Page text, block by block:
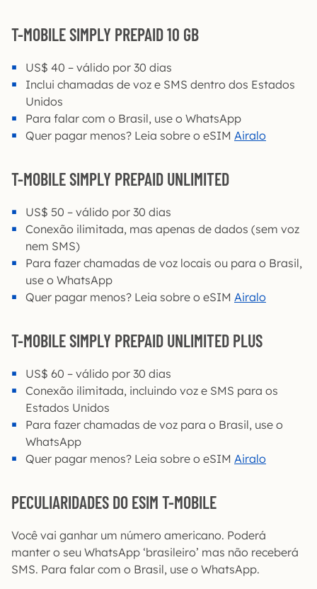
T-MOBILE SIMPLY PREPAID 10 GB
US$ 40 – válido por 30 dias
Inclui chamadas de voz e SMS dentro dos Estados
Unidos
Para falar com o Brasil, use o WhatsApp
Quer pagar menos? Leia sobre o eSIM Airalo
T-MOBILE SIMPLY PREPAID UNLIMITED
US$ 50 – válido por 30 dias
Conexão ilimitada, mas apenas de dados (sem voz
nem SMS)
Para fazer chamadas de voz locais ou para o Brasil,
use o WhatsApp
Quer pagar menos? Leia sobre o eSIM Airalo
T-MOBILE SIMPLY PREPAID UNLIMITED PLUS
US$ 60 – válido por 30 dias
Conexão ilimitada, incluindo voz e SMS para os
Estados Unidos
Para fazer chamadas de voz para o Brasil, use o
WhatsApp
Quer pagar menos? Leia sobre o eSIM Airalo
PECULIARIDADES DO ESIM T-MOBILE
Você vai ganhar um número americano. Poderá
manter o seu WhatsApp ‘brasileiro’ mas não receberá
SMS. Para falar com o Brasil, use o WhatsApp.